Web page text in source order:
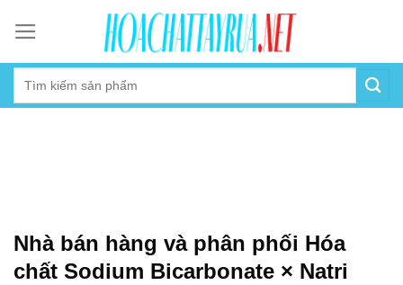
content
Nhà bán hàng và phân phối Hóa
chất Sodium Bicarbonate × Natri